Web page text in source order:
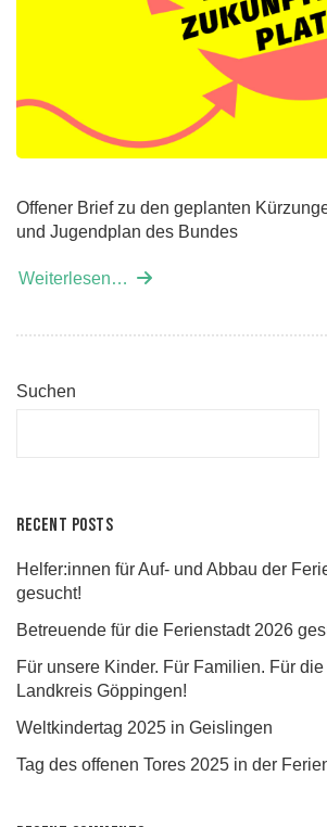
Offener Brief zu den geplanten
und Jugendplan des Bundes
Weiterlesen…
Suchen
Recent Posts
Helfer:innen für Auf- und Abbau der
gesucht!
Betreuende für die Ferienstadt 2026
Für unsere Kinder. Für Familien. Für
Landkreis Göppingen!
Weltkindertag 2025 in Geislingen
Tag des offenen Tores 2025 in der